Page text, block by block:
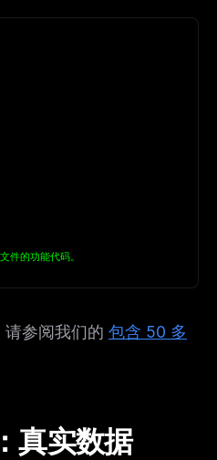
件的功能代码。
参阅我们的 包含 50 多
真实数据